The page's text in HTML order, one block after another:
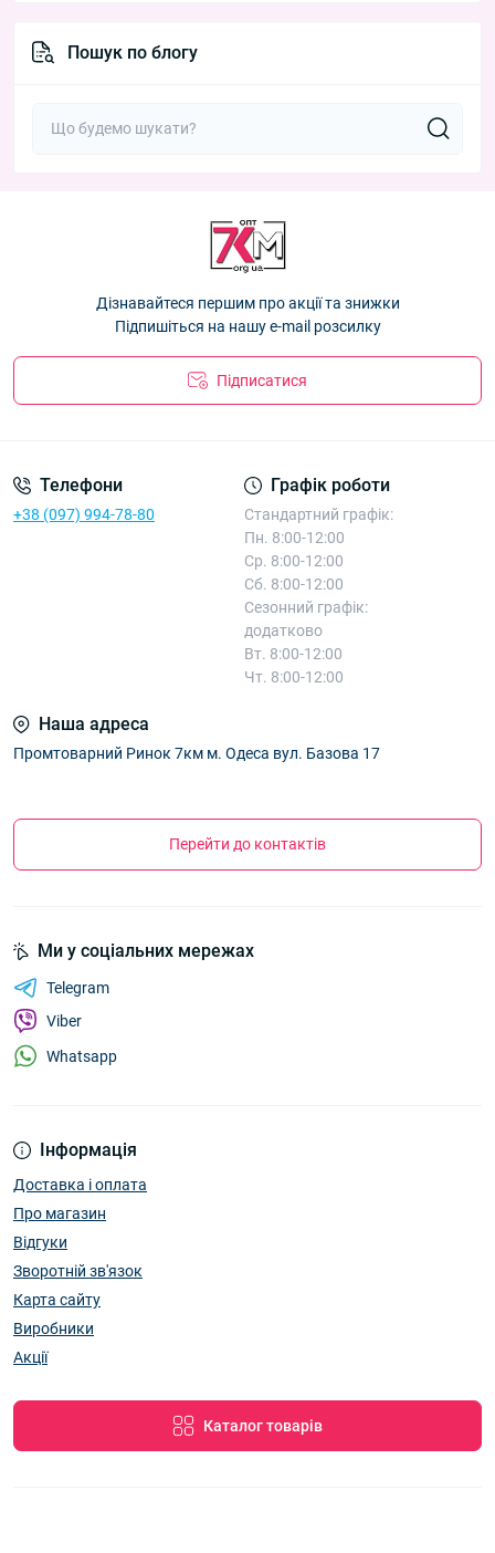
Пошук по блогу
Дізнавайтеся першим про акції та знижки
Підпишіться на нашу e-mail розсилку
Підписатися
Телефони
+38 (097) 994-78-80
Графік роботи
Стандартний графік:
Пн. 8:00-12:00
Ср. 8:00-12:00
Сб. 8:00-12:00
Сезонний графік:
додатково
Вт. 8:00-12:00
Чт. 8:00-12:00
Наша адреса
Промтоварний Ринок 7км м. Одеса вул. Базова 17
Перейти до контактів
Інформація
Доставка і оплата
Про магазин
Відгуки
Зворотній зв'язок
Карта сайту
Виробники
Акції
Каталог товарів
Ми у соціальних мережах
Telegram
Viber
Whatsapp